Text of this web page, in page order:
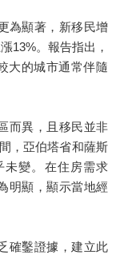
為顯著，新移民增
13%。報告指出，
大的城市通常伴隨
而異，且移民並非
，亞伯塔省和薩斯
未變。在住房需求
明顯，顯示當地經
確鑿證據，建立此